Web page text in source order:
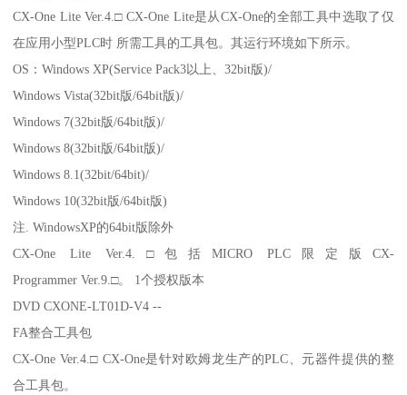
CX-One Lite Ver.4.□ CX-One Lite是从CX-One的全部工具中选取了仅
在应用小型PLC时 所需工具的工具包。其运行环境如下所示。
OS：Windows XP(Service Pack3以上、32bit版)/
Windows Vista(32bit版/64bit版)/
Windows 7(32bit版/64bit版)/
Windows 8(32bit版/64bit版)/
Windows 8.1(32bit/64bit)/
Windows 10(32bit版/64bit版)
注. WindowsXP的64bit版除外
CX-One Lite Ver.4.□包括MICRO PLC限定版CX-
Programmer Ver.9.□。 1个授权版本
DVD CXONE-LT01D-V4 --
FA整合工具包
CX-One Ver.4.□ CX-One是针对欧姆龙生产的PLC、元器件提供的整
合工具包。